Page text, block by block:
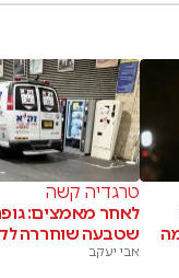
טרגדיה קשה
לאחר מאמצים:
שטבעה שוחררה
אבי יעקב